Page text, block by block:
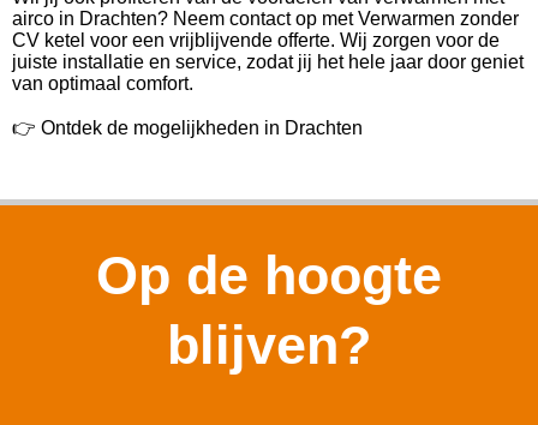
airco in Drachten? Neem contact op met Verwarmen zonder
CV ketel voor een vrijblijvende offerte. Wij zorgen voor de
juiste installatie en service, zodat jij het hele jaar door geniet
van optimaal comfort.
👉 Ontdek de mogelijkheden in Drachten
Op de hoogte
blijven?